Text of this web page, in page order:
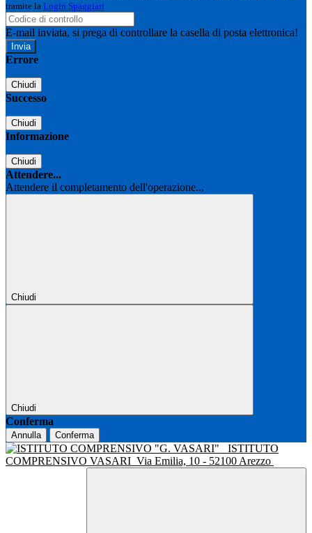
tramite la Login Spaggiari
E-mail inviata, si prega di controllare la casella di posta elettronica!
Errore
Chiudi
Successo
Chiudi
Informazione
Chiudi
Attendere...
Attendere il completamento dell'operazione...
Chiudi
Chiudi
Conferma
Annulla Conferma
ISTITUTO
COMPRENSIVO VASARI Via Emilia, 10 - 52100 Arezzo